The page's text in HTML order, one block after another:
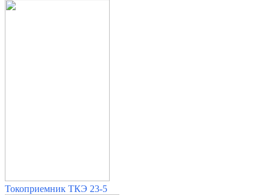
Токоприемник ТКЭ 23-5